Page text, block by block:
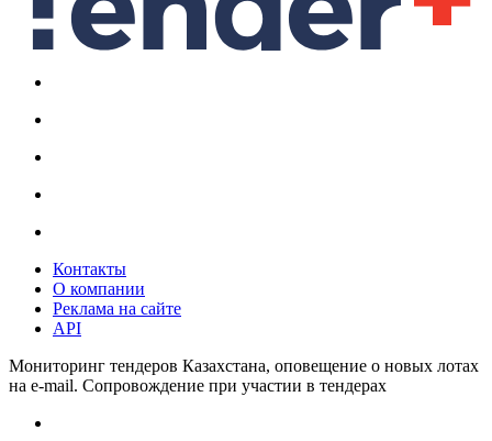
Контакты
О компании
Реклама на сайте
API
Мониторинг тендеров Казахстана, оповещение о новых лотах
на e-mail. Сопровождение при участии в тендерах